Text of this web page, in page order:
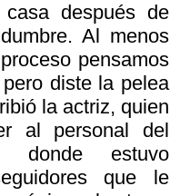
después de
Al menos
pensamos
diste la pelea
la actriz, quien
al personal del
donde estuvo
que le